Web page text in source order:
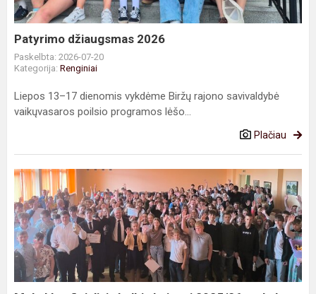
Patyrimo džiaugsmas 2026
Paskelbta: 2026-07-20
Kategorija: Renginiai
Liepos 13–17 dienomis vykdėme Biržų rajono savivaldybė
vaikųvasaros poilsio programos lėšo...
Plačiau
Mokykla
oficialiai
skelbia
baigusi
2025/26
mokslo
metus